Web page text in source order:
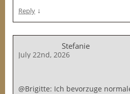
Reply ↓
Stefanie
July 22nd, 2026
@Brigitte: Ich bevorzuge